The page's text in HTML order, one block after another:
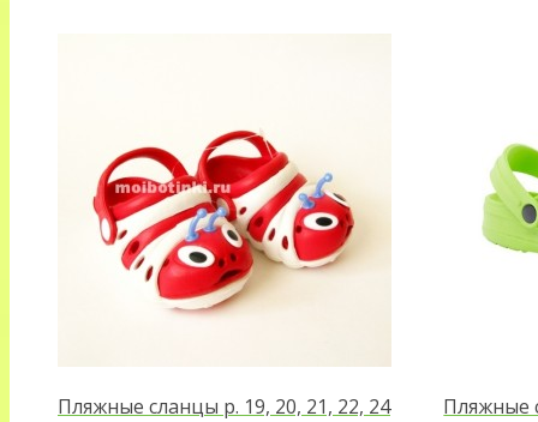
Пляжные сланцы р. 19, 20, 21, 22, 24 Пляжные